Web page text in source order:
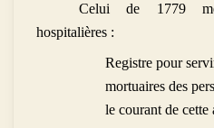
Celui de 1779
hospitalières :
Registre pour
mortuaires des
le courant de cette